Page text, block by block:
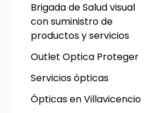
Brigada de Salud visual
con suministro de
productos y servicios
Outlet Optica Proteger
Servicios ópticas
Ópticas en Villavicencio